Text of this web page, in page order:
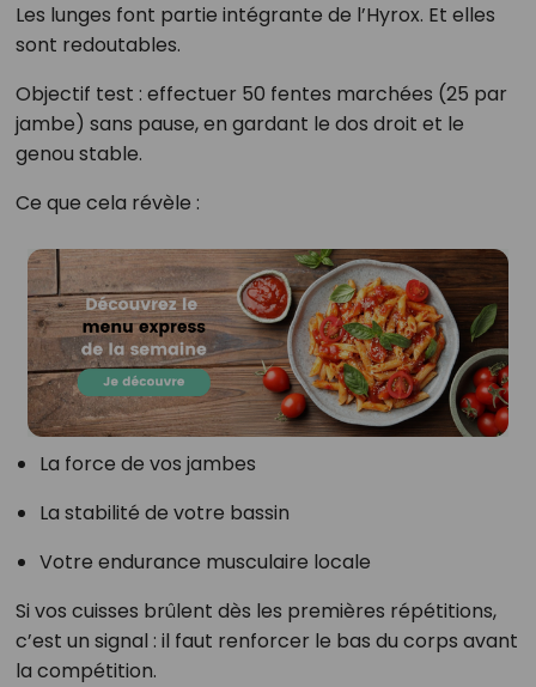
Les lunges font partie intégrante de l’Hyrox. Et elles
sont redoutables.
Objectif test : effectuer 50 fentes marchées (25 par
jambe) sans pause, en gardant le dos droit et le
genou stable.
Ce que cela révèle :
La force de vos jambes
La stabilité de votre bassin
Votre endurance musculaire locale
Si vos cuisses brûlent dès les premières répétitions,
c’est un signal : il faut renforcer le bas du corps avant
la compétition.